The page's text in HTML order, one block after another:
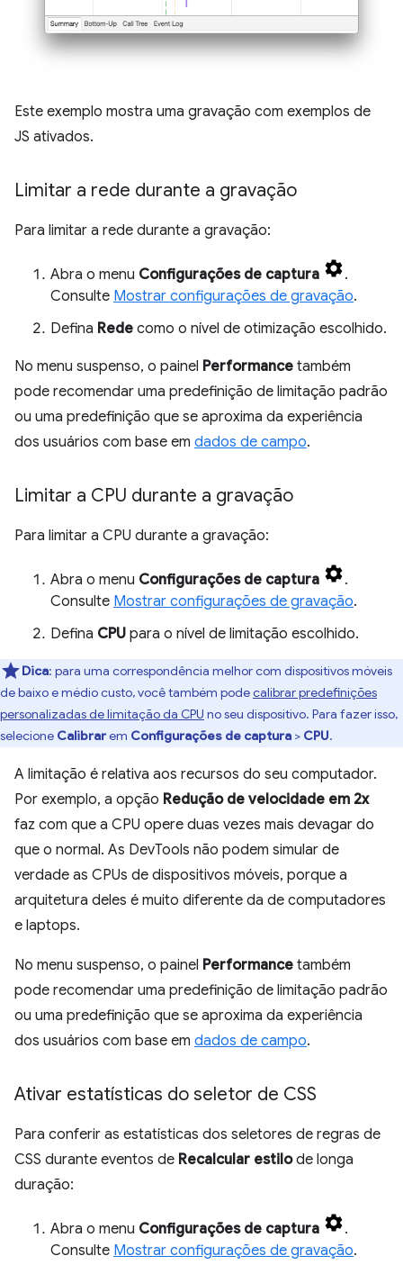
Este exemplo mostra uma gravação com exemplos de
JS ativados.
Limitar a rede durante a gravação
Para limitar a rede durante a gravação:
Abra o menu Configurações de captura
.
Consulte Mostrar configurações de gravação.
Defina Rede como o nível de otimização escolhido.
No menu suspenso, o painel Performance também
pode recomendar uma predefinição de limitação padrão
ou uma predefinição que se aproxima da experiência
dos usuários com base em dados de campo.
Limitar a CPU durante a gravação
Para limitar a CPU durante a gravação:
Abra o menu Configurações de captura
.
Consulte Mostrar configurações de gravação.
Defina CPU para o nível de limitação escolhido.
Dica: para uma correspondência melhor com dispositivos móveis
de baixo e médio custo, você também podecalibrar predefinições
personalizadas de limitação da CPU no seu dispositivo. Para fazer isso,
selecione Calibrarem Configurações de captura > CPU.
A limitação é relativa aos recursos do seu computador.
Por exemplo, a opção Redução de velocidade em 2x
faz com que a CPU opere duas vezes mais devagar do
que o normal. As DevTools não podem simular de
verdade as CPUs de dispositivos móveis, porque a
arquitetura deles é muito diferente da de computadores
e laptops.
No menu suspenso, o painel Performance também
pode recomendar uma predefinição de limitação padrão
ou uma predefinição que se aproxima da experiência
dos usuários com base em dados de campo.
Ativar estatísticas do seletor de CSS
Para conferir as estatísticas dos seletores de regras de
CSS durante eventos de Recalcular estilode longa
duração:
Abra o menu Configurações de captura
.
Consulte Mostrar configurações de gravação.